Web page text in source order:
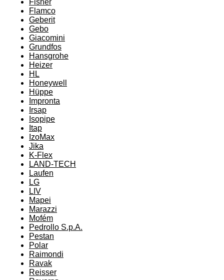
Flamco
Geberit
Gebo
Giacomini
Grundfos
Hansgrohe
Heizer
HL
Honeywell
Hüppe
Impronta
Irsap
Isopipe
Itap
IzoMax
Jika
K-Flex
LAND-TECH
Laufen
LG
LIV
Mapei
Marazzi
Mofém
Pedrollo S.p.A.
Pestan
Polar
Raimondi
Ravak
Reisser